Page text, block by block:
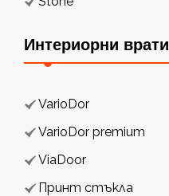
Интериорни врати
VarioDor
VarioDor premium
ViaDoor
Принт стъкла